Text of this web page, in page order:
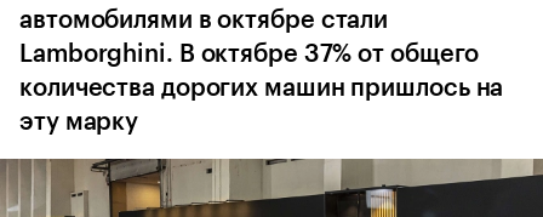
автомобилями в октябре стали
Lamborghini. В октябре 37% от общего
количества дорогих машин пришлось на
эту марку